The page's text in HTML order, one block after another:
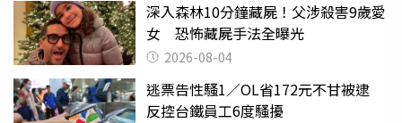
深入森林10分鐘藏屍！父涉殺害9歲愛
女 恐怖藏屍手法全曝光
2026-08-04
逃票告性騷1／OL省172元不甘被逮
反控台鐵員工6度騷擾